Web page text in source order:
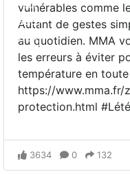
vulnérables comme
Autant de gestes
au quotidien. MMA
les erreurs à éviter
température en
https://www.mma.fr/
protection.html
3634 0 132